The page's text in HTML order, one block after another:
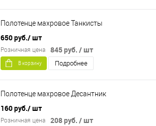
Полотенце махровое Танкисты
650 руб./ шт
845 руб. / шт
Розничная цена
В корзину Подробнее
Полотенце махровое Десантник
160 руб./ шт
208 руб. / шт
Розничная цена